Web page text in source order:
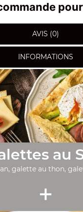
AVIS (0)
INFORMATIONS
au
galette au thon,
+